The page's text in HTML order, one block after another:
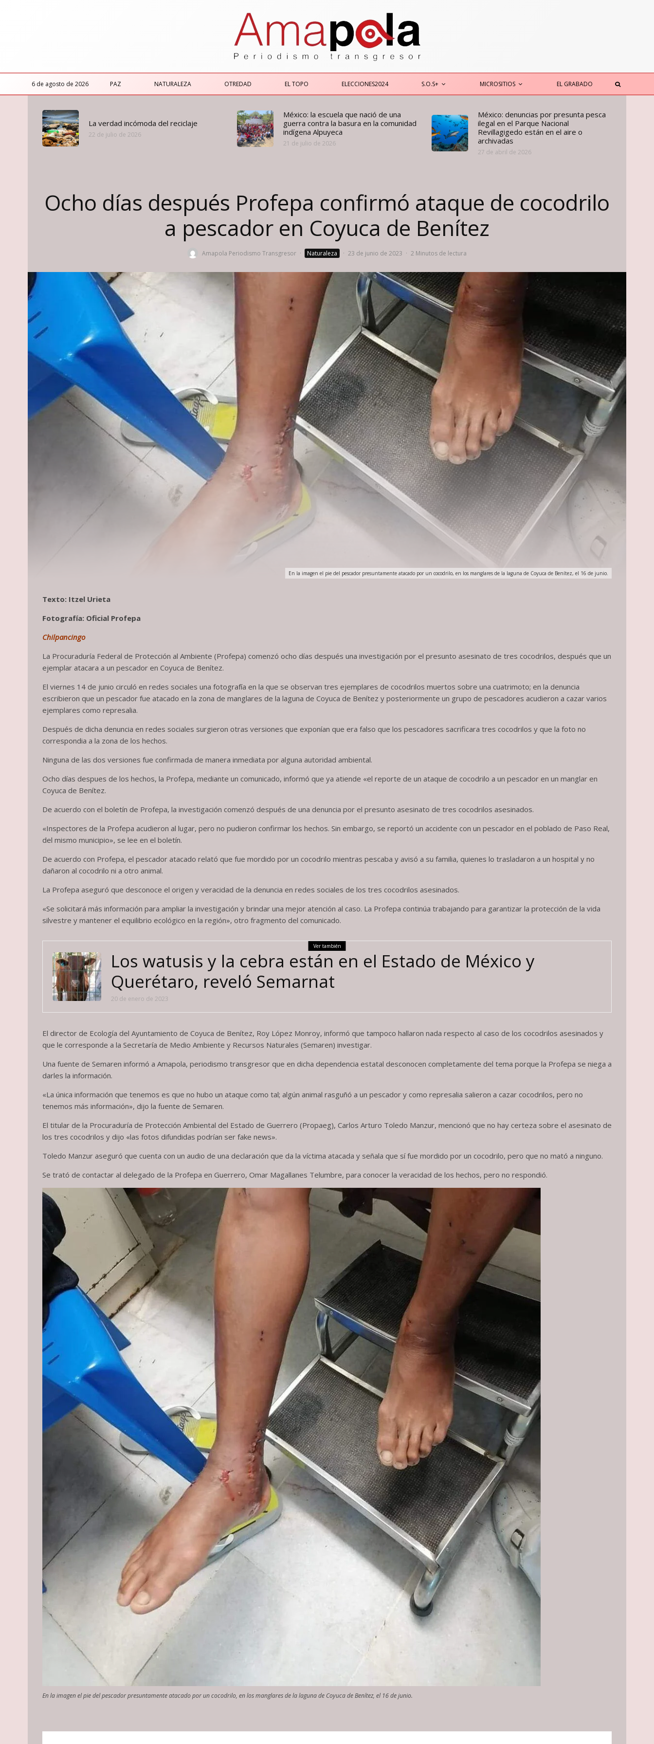
6 de agosto de 2026 PAZ NATURALEZA OTREDAD EL TOPO ELECCIONES2024 S.O.S+ MICROSITIOS EL GRABADO
La verdad incómoda del reciclaje
22 de julio de 2026
México: la escuela que nació de una
guerra contra la basura en la comunidad
indígena Alpuyeca
21 de julio de 2026
México: denuncias por presunta pesca
ilegal en el Parque Nacional
Revillagigedo están en el aire o
archivadas
27 de abril de 2026
Ocho días después Profepa confirmó ataque de cocodrilo
a pescador en Coyuca de Benítez
Amapola Periodismo Transgresor · Naturaleza · 23 de junio de 2023 · 2 Minutos de lectura
En la imagen el pie del pescador presuntamente atacado por un cocodrilo, en los manglares de la laguna de Coyuca de Benítez, el 16 de junio.
Texto: Itzel Urieta
Fotografía: Oficial Profepa
Chilpancingo
La Procuraduría Federal de Protección al Ambiente (Profepa) comenzó ocho días después una investigación por el presunto asesinato de tres cocodrilos, después que un
ejemplar atacara a un pescador en Coyuca de Benítez.
El viernes 14 de junio circuló en redes sociales una fotografía en la que se observan tres ejemplares de cocodrilos muertos sobre una cuatrimoto; en la denuncia
escribieron que un pescador fue atacado en la zona de manglares de la laguna de Coyuca de Benítez y posteriormente un grupo de pescadores acudieron a cazar varios
ejemplares como represalia.
Después de dicha denuncia en redes sociales surgieron otras versiones que exponían que era falso que los pescadores sacrificara tres cocodrilos y que la foto no
correspondia a la zona de los hechos.
Ninguna de las dos versiones fue confirmada de manera inmediata por alguna autoridad ambiental.
Ocho días despues de los hechos, la Profepa, mediante un comunicado, informó que ya atiende «el reporte de un ataque de cocodrilo a un pescador en un manglar en
Coyuca de Benítez.
De acuerdo con el boletín de Profepa, la investigación comenzó después de una denuncia por el presunto asesinato de tres cocodrilos asesinados.
«Inspectores de la Profepa acudieron al lugar, pero no pudieron confirmar los hechos. Sin embargo, se reportó un accidente con un pescador en el poblado de Paso Real,
del mismo municipio», se lee en el boletín.
De acuerdo con Profepa, el pescador atacado relató que fue mordido por un cocodrilo mientras pescaba y avisó a su familia, quienes lo trasladaron a un hospital y no
dañaron al cocodrilo ni a otro animal.
La Profepa aseguró que desconoce el origen y veracidad de la denuncia en redes sociales de los tres cocodrilos asesinados.
«Se solicitará más información para ampliar la investigación y brindar una mejor atención al caso. La Profepa continúa trabajando para garantizar la protección de la vida
silvestre y mantener el equilibrio ecológico en la región», otro fragmento del comunicado.
Ver también
Los watusis y la cebra están en el Estado de México y
Querétaro, reveló Semarnat
20 de enero de 2023
El director de Ecología del Ayuntamiento de Coyuca de Benítez, Roy López Monroy, informó que tampoco hallaron nada respecto al caso de los cocodrilos asesinados y
que le corresponde a la Secretaría de Medio Ambiente y Recursos Naturales (Semaren) investigar.
Una fuente de Semaren informó a Amapola, periodismo transgresor que en dicha dependencia estatal desconocen completamente del tema porque la Profepa se niega a
darles la información.
«La única información que tenemos es que no hubo un ataque como tal; algún animal rasguñó a un pescador y como represalia salieron a cazar cocodrilos, pero no
tenemos más información», dijo la fuente de Semaren.
El titular de la Procuraduría de Protección Ambiental del Estado de Guerrero (Propaeg), Carlos Arturo Toledo Manzur, mencionó que no hay certeza sobre el asesinato de
los tres cocodrilos y dijo «las fotos difundidas podrían ser fake news».
Toledo Manzur aseguró que cuenta con un audio de una declaración que da la víctima atacada y señala que sí fue mordido por un cocodrilo, pero que no mató a ninguno.
Se trató de contactar al delegado de la Profepa en Guerrero, Omar Magallanes Telumbre, para conocer la veracidad de los hechos, pero no respondió.
En la imagen el pie del pescador presuntamente atacado por un cocodrilo, en los manglares de la laguna de Coyuca de Benítez, el 16 de junio.